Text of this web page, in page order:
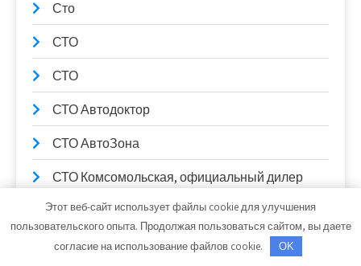
Сто
СТО
СТО
СТО Автодоктор
СТО АвтоЗона
СТО Комсомольская, официальный дилер
СТО Космос
Этот веб-сайт использует файлы cookie для улучшения
пользовательского опыта. Продолжая пользоваться сайтом, вы даете
согласие на использование файлов cookie.
OK